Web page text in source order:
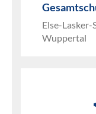
Else-
Wuppertal